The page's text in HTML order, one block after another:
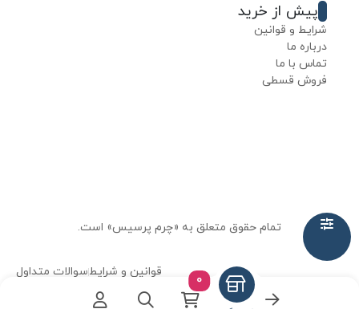
پیش از خرید
شرایط و قوانین
درباره ما
تماس با ما
فروش قسطی
تمام حقوق متعلق به «چرم پرسیس» است.
قوانین و شرایطسوالات متداول
0